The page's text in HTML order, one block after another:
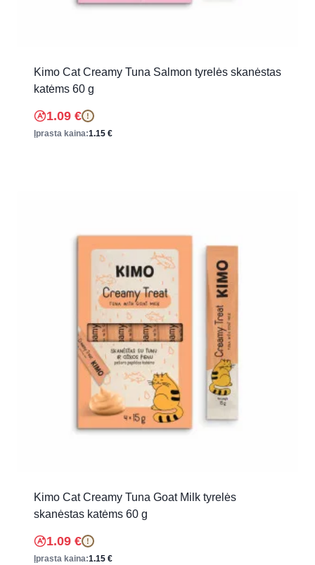
Kimo Cat Creamy Tuna Salmon tyrelės skanėstas
katėms 60 g
1.09 € !
Įprasta kaina:1.15 €
Kimo Cat Creamy Tuna Goat Milk tyrelės
skanėstas katėms 60 g
1.09 € !
Įprasta kaina:1.15 €